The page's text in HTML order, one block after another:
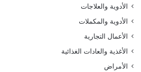
الأدوية والعلاجات
الأدوية والمكملات
الأعمال التجارية
الأغذية والعادات الغذائية
الأمراض